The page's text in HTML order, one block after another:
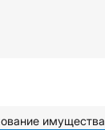
имущества